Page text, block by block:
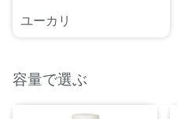
ユーカリ
容量で選ぶ